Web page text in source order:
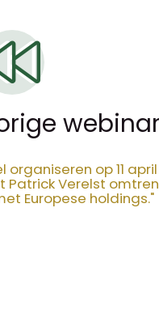
webinar
organiseren op 11
Patrick Verelst
Europese holdings."